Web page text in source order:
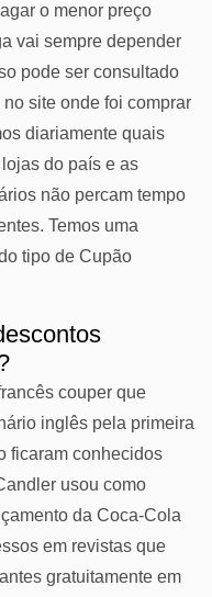
o menor preço
vai sempre depender
pode ser consultado
site onde foi comprar
diariamente quais
do país e as
não percam tempo
Temos uma
tipo de Cupão
couper que
inglês pela primeira
ficaram conhecidos
usou como
da Coca-Cola
em revistas que
gratuitamente em